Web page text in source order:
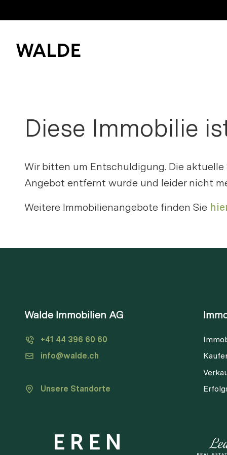
Kaufen und mieten
Erfolgsgeschichten
Bitte
Login
Diese Immobilie
Wir bitten um Entschuldigung. Die
Angebot entfernt wurde und leider nicht
Weitere Immobilienangebote finden Sie
Walde Immobilien AG
+41 44 396 60 60
info@walde.ch
Unsere Standorte